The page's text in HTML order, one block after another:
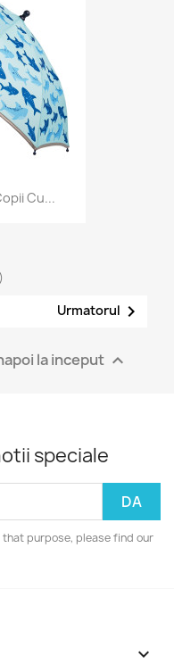
Cu...
Urmatorul 
la inceput 
speciale
that purpose, please find our
